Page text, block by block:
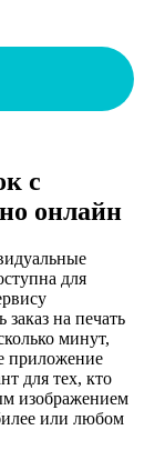
с
онлайн
для
на печать
минут,
приложение
для тех, кто
изображением
или любом